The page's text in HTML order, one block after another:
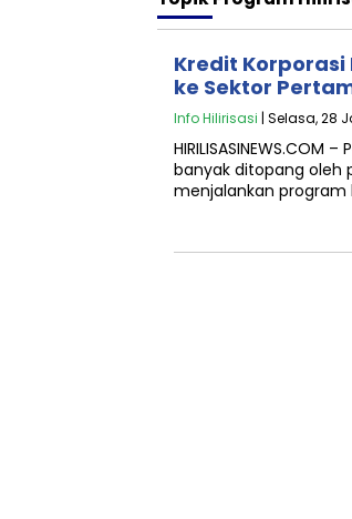
Kredit Korporasi
ke Sektor
Info Hilirisasi | Selasa, 28
banyak ditopang oleh
menjalankan program